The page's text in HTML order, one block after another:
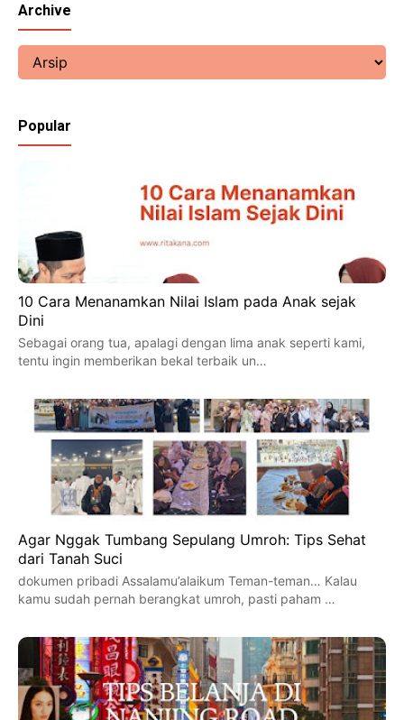
Archive
Popular
10 Cara Menanamkan Nilai Islam pada Anak sejak
Dini
Sebagai orang tua, apalagi dengan lima anak seperti kami,
tentu ingin memberikan bekal terbaik un…
Agar Nggak Tumbang Sepulang Umroh: Tips Sehat
dari Tanah Suci
dokumen pribadi Assalamu’alaikum Teman-teman… Kalau
kamu sudah pernah berangkat umroh, pasti paham …